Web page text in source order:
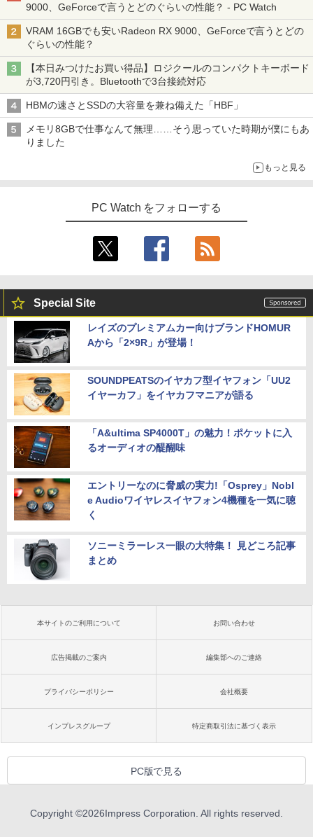
9000、GeForceで言うとどのぐらいの性能？ - PC Watch
VRAM 16GBでも安いRadeon RX 9000、GeForceで言うとどの
ぐらいの性能？
【本日みつけたお買い得品】ロジクールのコンパクトキーボード
が3,720円引き。Bluetoothで3台接続対応
HBMの速さとSSDの大容量を兼ね備えた「HBF」
メモリ8GBで仕事なんて無理……そう思っていた時期が僕にもあ
りました
もっと見る
PC Watch をフォローする
Special Site
レイズのプレミアムカー向けブランドHOMUR
Aから「2×9R」が登場！
SOUNDPEATSのイヤカフ型イヤフォン「UU2
イヤーカフ」をイヤカフマニアが語る
「A&ultima SP4000T」の魅力！ポケットに入
るオーディオの醍醐味
エントリーなのに脅威の実力!「Osprey」Nobl
e Audioワイヤレスイヤフォン4機種を一気に聴
く
ソニーミラーレス一眼の大特集！ 見どころ記事
まとめ
本サイトのご利用について お問い合わせ
広告掲載のご案内 編集部へのご連絡
プライバシーポリシー 会社概要
インプレスグループ 特定商取引法に基づく表示
PC版で見る
Copyright ©2026Impress Corporation. All rights reserved.